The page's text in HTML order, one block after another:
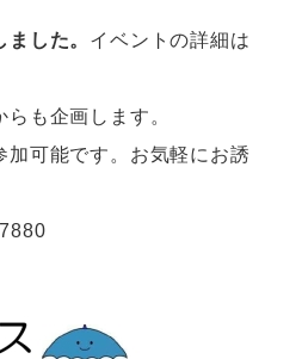
した。 イベントの詳細は
も企画します。
加可能です。お気軽にお誘